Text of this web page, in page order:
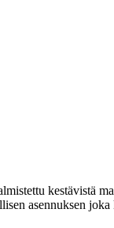
kestävistä
asennuksen joka